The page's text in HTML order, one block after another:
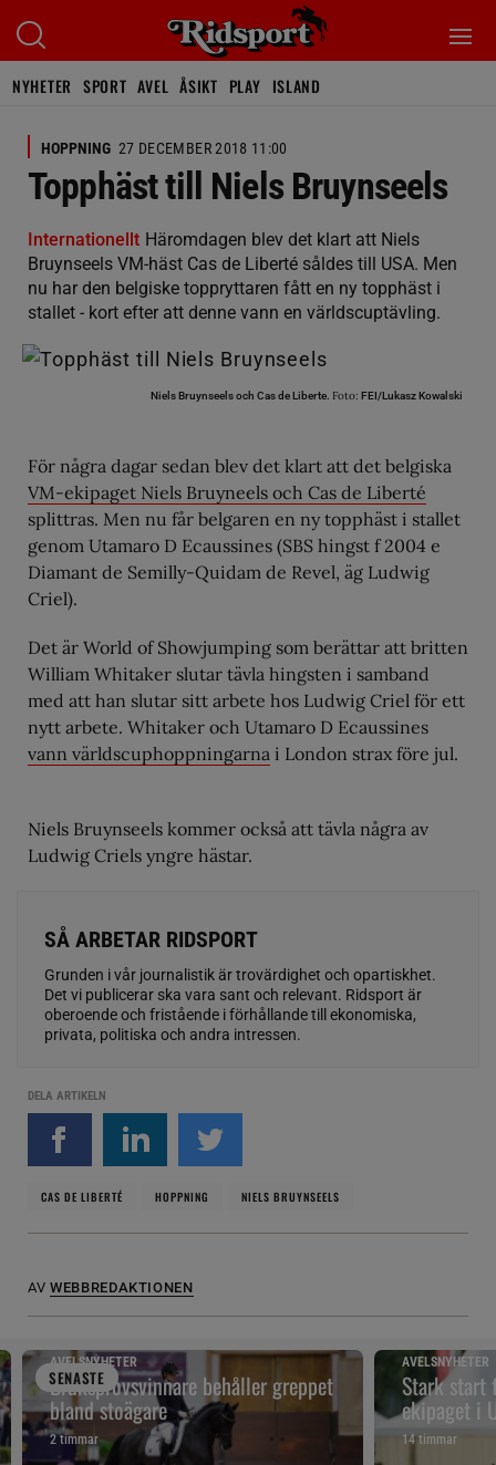
NYHETER SPORT AVEL ÅSIKT PLAY ISLAND
HOPPNING 27 DECEMBER 2018 11:00
Topphäst till Niels Bruynseels
Internationellt Häromdagen blev det klart att Niels
Bruynseels VM-häst Cas de Liberté såldes till USA. Men
nu har den belgiske toppryttaren fått en ny topphäst i
stallet - kort efter att denne vann en världscuptävling.
Niels Bruynseels och Cas de Liberte. Foto: FEI/Lukasz Kowalski
För några dagar sedan blev det klart att det belgiska
VM-ekipaget Niels Bruyneels och Cas de Liberté
splittras. Men nu får belgaren en ny topphäst i stallet
genom Utamaro D Ecaussines (SBS hingst f 2004 e
Diamant de Semilly-Quidam de Revel, äg Ludwig
Criel).
Det är World of Showjumping som berättar att britten
William Whitaker slutar tävla hingsten i samband
med att han slutar sitt arbete hos Ludwig Criel för ett
nytt arbete. Whitaker och Utamaro D Ecaussines
vann världscuphoppningarna i London strax före jul.
Niels Bruynseels kommer också att tävla några av
Ludwig Criels yngre hästar.
SÅ ARBETAR RIDSPORT
Grunden i vår journalistik är trovärdighet och opartiskhet.
Det vi publicerar ska vara sant och relevant. Ridsport är
oberoende och fristående i förhållande till ekonomiska,
privata, politiska och andra intressen.
DELA ARTIKELN
CAS DE LIBERTÉ HOPPNING NIELS BRUYNSEELS
AV WEBBREDAKTIONEN
SENASTE
AVELSNYHETER
Bruksprovsvinnare behåller greppet
bland stoägare
2 timmar
AVELSNYHETER
Stark start
ekipaget i
14 timmar